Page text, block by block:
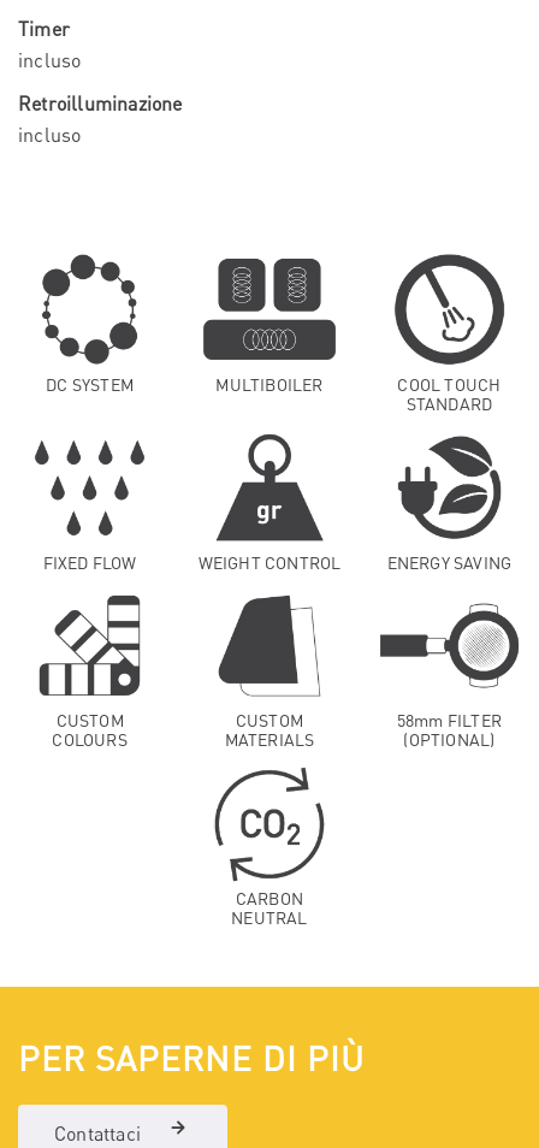
Timer
incluso
Retroilluminazione
incluso
DC SYSTEM MULTIBOILER
COOL TOUCH
STANDARD
FIXED FLOW WEIGHT CONTROL ENERGY SAVING
CUSTOM
COLOURS
CUSTOM
MATERIALS
58mm FILTER
(OPTIONAL)
CARBON
NEUTRAL
PER SAPERNE DI PIÙ
Contattaci